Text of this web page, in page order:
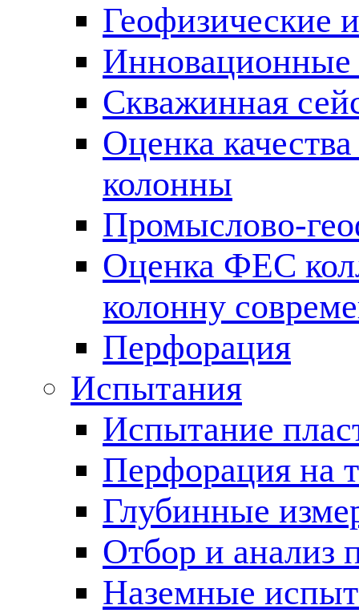
Геофизические
Инновационные
Скважинная
Оценка
колонны
Промыслово-
Оценка ФЕС
колонну
Перфорация
Испытания
Испытание
Перфорация на
Глубинные
Отбор и анализ
Наземные